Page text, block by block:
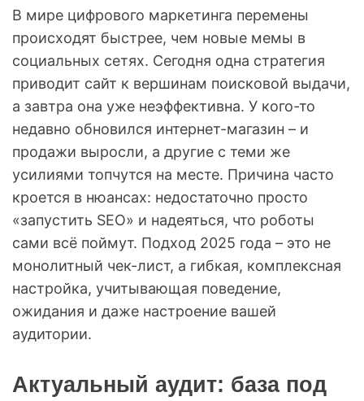
В мире цифрового маркетинга перемены
происходят быстрее, чем новые мемы в
социальных сетях. Сегодня одна стратегия
приводит сайт к вершинам поисковой выдачи,
а завтра она уже неэффективна. У кого-то
недавно обновился интернет-магазин – и
продажи выросли, а другие с теми же
усилиями топчутся на месте. Причина часто
кроется в нюансах: недостаточно просто
«запустить SEO» и надеяться, что роботы
сами всё поймут. Подход 2025 года – это не
монолитный чек-лист, а гибкая, комплексная
настройка, учитывающая поведение,
ожидания и даже настроение вашей
аудитории.
Актуальный аудит: база под